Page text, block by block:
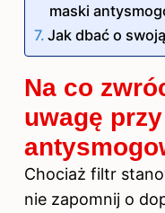
maski
Jak dbać o
Na co
uwagę
Chociaż filtr
nie zapomnij o